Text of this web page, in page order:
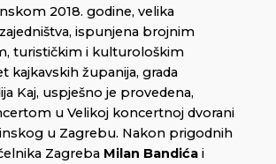
2018. godine, velika
ispunjena brojnim
turističkim i kulturološkim
kajkavskih županija, grada
Kaj, uspješno je provedena,
u Velikoj koncertnoj dvorani
u Zagrebu. Nakon prigodnih
Zagreba Milan Bandića i